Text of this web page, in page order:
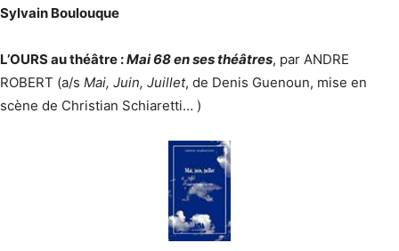
Sylvain Boulouque
L’OURS au théâtre :Mai 68 en ses théâtres, par ANDRE
ROBERT (a/s Mai, Juin, Juillet, de Denis Guenoun, mise en
scène de Christian Schiaretti… )